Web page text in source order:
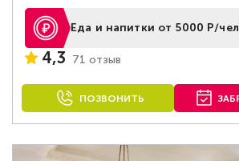
Еда и напитки от 5000 Р/
4,3 71 отзыв
ПОЗВОНИТЬ